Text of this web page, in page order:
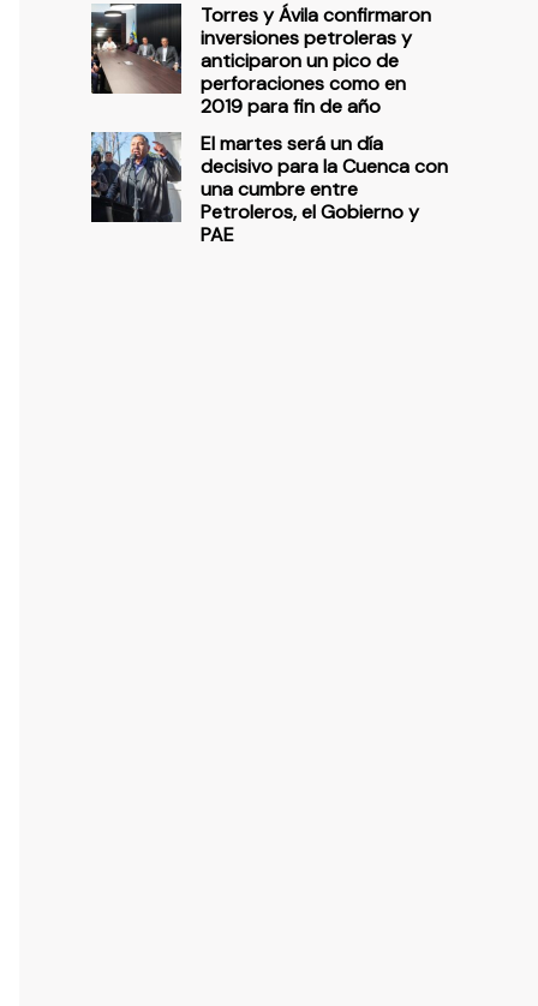
Torres y Ávila confirmaron
inversiones petroleras y
anticiparon un pico de
perforaciones como en
2019 para fin de año
El martes será un día
decisivo para la Cuenca con
una cumbre entre
Petroleros, el Gobierno y
PAE